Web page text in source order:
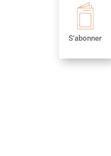
S’abonner